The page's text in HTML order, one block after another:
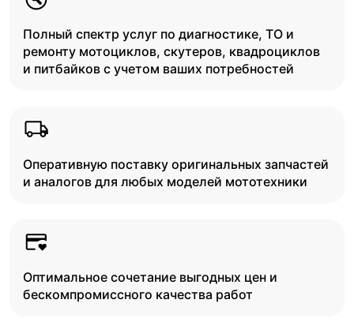
Полный спектр услуг по диагностике, ТО и
ремонту мотоциклов, скутеров, квадроциклов
и питбайков с учетом ваших потребностей
Оперативную поставку оригинальных запчастей
и аналогов для любых моделей мототехники
Оптимальное сочетание выгодных цен и
бескомпромиссного качества работ